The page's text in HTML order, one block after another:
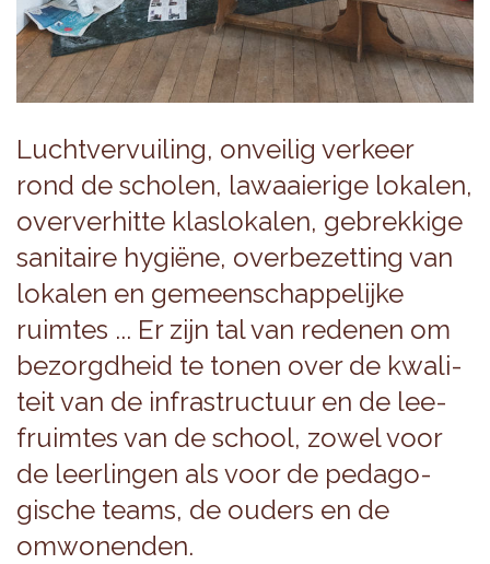
Lucht­ver­vui­ling, onvei­lig ver­keer
rond de scho­len, lawaaie­rige loka­len,
over­ve­rhitte klas­lo­ka­len, gebrek­kige
sani­taire hygiëne, over­be­zet­ting van
loka­len en gemeen­schap­pe­lijke
ruimtes ... Er zijn tal van rede­nen om
bezorgd­heid te tonen over de kwa­li­
teit van de infra­struc­tuur en de lee­
fruimtes van de school, zowel voor
de leer­lin­gen als voor de peda­go­
gische teams, de ouders en de
omwo­nen­den.